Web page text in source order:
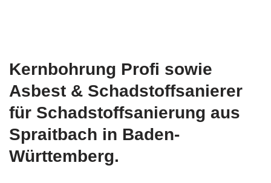
Kernbohrung Profi sowie
Asbest & Schadstoffsanierer
für Schadstoffsanierung aus
Spraitbach in Baden-
Württemberg.